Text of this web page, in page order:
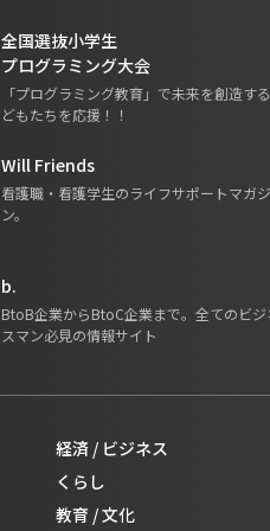
全国選抜小学生
プログラミング大会
「プログラミング教育」で未来を創造す
どもたちを応援！！
Will Friends
看護職・看護学生のライフサポートマガジ
ン。
b.
BtoB企業からBtoC企業まで。全てのビジ
スマン必見の情報サイト
経済 / ビジネス
くらし
教育 / 文化